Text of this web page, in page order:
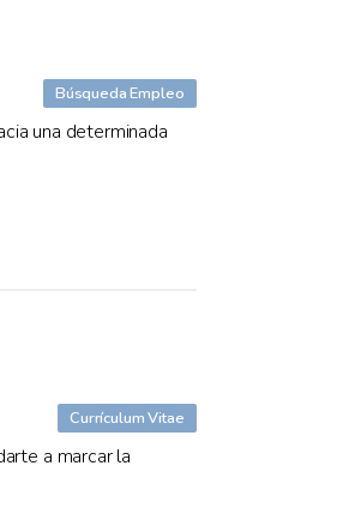
Búsqueda Empleo
una determinada
Currículum Vitae
a marcar la